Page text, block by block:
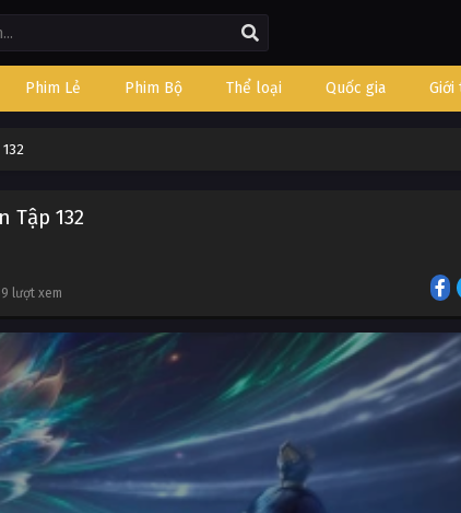
Phim Lẻ Phim Bộ Thể loại Quốc gia Giới
Tập 132
lượt xem